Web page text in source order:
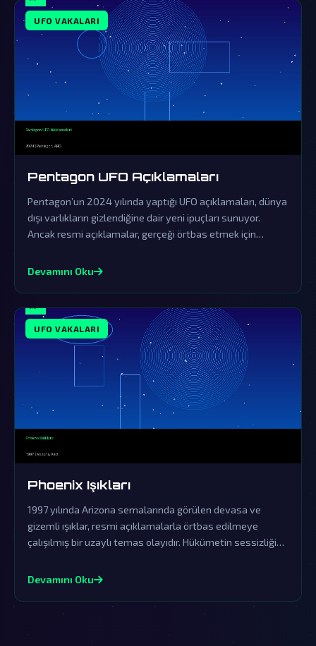
UFO VAKALARI
Pentagon UFO Açıklamaları
Pentagon’un 2024 yılında yaptığı UFO açıklamaları, dünya
dışı varlıkların gizlendiğine dair yeni ipuçları sunuyor.
Ancak resmi açıklamalar, gerçeği örtbas etmek için
Devamını Oku
UFO VAKALARI
Phoenix Işıkları
1997 yılında Arizona semalarında görülen devasa ve
gizemli ışıklar, resmi açıklamalarla örtbas edilmeye
çalışılmış bir uzaylı temas olayıdır. Hükümetin sessizliği
kanıtı olduğuna dair şüpheleri derinleştiriyor.
Devamını Oku